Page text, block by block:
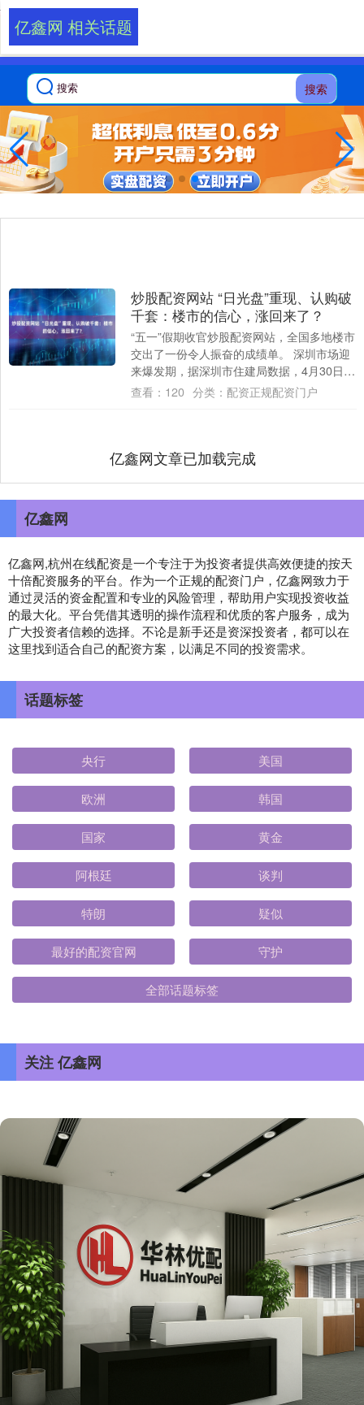
-->
搜索
亿鑫网 相关话题
炒股配资网站 “日光盘”重现、认购破
千套：楼市的信心，涨回来了？
“五一”假期收官炒股配资网站，全国多地楼市
交出了一份令人振奋的成绩单。 深圳市场迎
来爆发期，据深圳市住建局数据，4月30日至
5月5日，全市新建商品住宅认购573....
查看： 120 分类： 配资正规配资门户
亿鑫网文章已加载完成
亿鑫网
亿鑫网,杭州在线配资是一个专注于为投资者提供高效便捷的按天
十倍配资服务的平台。作为一个正规的配资门户，亿鑫网致力于
通过灵活的资金配置和专业的风险管理，帮助用户实现投资收益
的最大化。平台凭借其透明的操作流程和优质的客户服务，成为
广大投资者信赖的选择。不论是新手还是资深投资者，都可以在
这里找到适合自己的配资方案，以满足不同的投资需求。
话题标签
央行 美国
欧洲 韩国
国家 黄金
阿根廷 谈判
特朗 疑似
最好的配资官网 守护
全部话题标签
关注 亿鑫网